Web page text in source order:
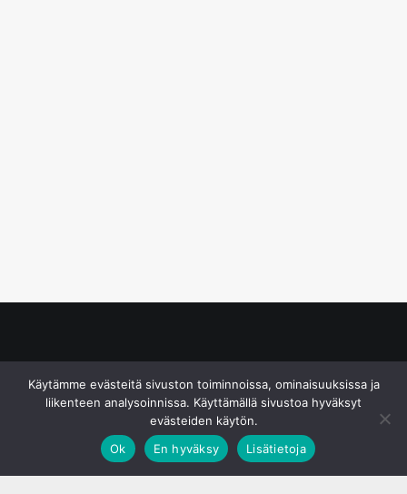
Käytämme evästeitä sivuston toiminnoissa, ominaisuuksissa ja
liikenteen analysoinnissa. Käyttämällä sivustoa hyväksyt
evästeiden käytön.
Ok
En hyväksy Lisätietoja